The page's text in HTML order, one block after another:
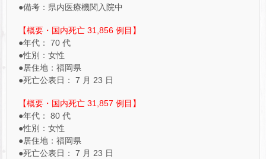
●備考：県内医療機関入院中
【概要・国内死亡 31,856 例目】
●年代： 70 代
●性別：女性
●居住地：福岡県
●死亡公表日： 7 月 23 日
【概要・国内死亡 31,857 例目】
●年代： 80 代
●性別：女性
●居住地：福岡県
●死亡公表日： 7 月 23 日